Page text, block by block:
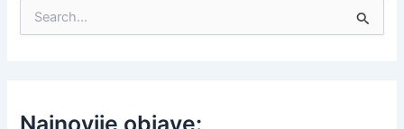
fNajnovije objave: